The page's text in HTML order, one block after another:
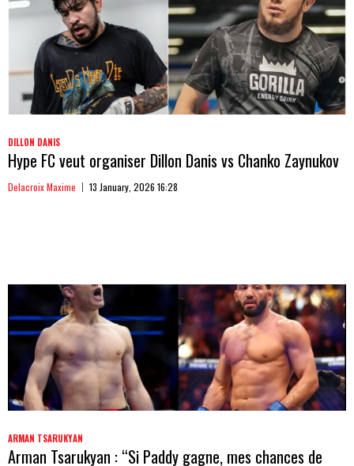
DILLON DANIS
Hype FC veut organiser Dillon Danis vs Chanko Zaynukov
Delacroix Maxime 13 January, 2026 16:28
ARMAN TSARUKYAN
Arman Tsarukyan : “Si Paddy gagne, mes chances de